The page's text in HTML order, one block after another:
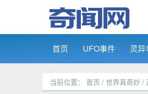
首页 UFO事件 灵异
当前位置： 首页 / 世界真奇妙 /